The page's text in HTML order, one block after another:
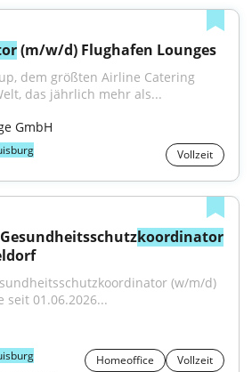
(m/w/d) Flughafen Lounges
dem größten Airline Catering
das jährlich mehr als...
GmbH
Vollzeit
koordinator
(w/m/d)
01.06.2026...
Homeoffice
Vollzeit